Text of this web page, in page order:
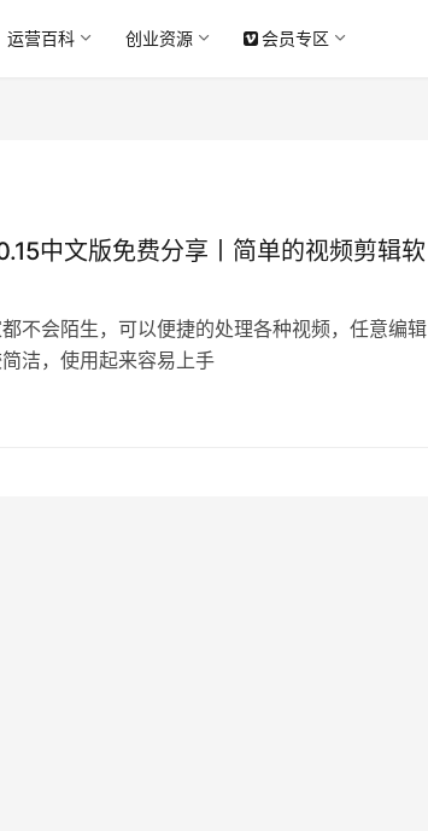
运营百科 创业资源 会员专区
中文版免费分享丨简单的视频剪辑软
不会陌生，可以便捷的处理各种视频，任意编辑
洁，使用起来容易上手